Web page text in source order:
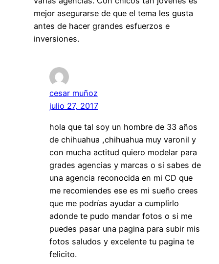
mejor asegurarse de que el tema les gusta
antes de hacer grandes esfuerzos e
inversiones.
cesar muñoz
julio 27, 2017
hola que tal soy un hombre de 33 años
de chihuahua ,chihuahua muy varonil y
con mucha actitud quiero modelar para
grades agencias y marcas o si sabes de
una agencia reconocida en mi CD que
me recomiendes ese es mi sueño crees
que me podrías ayudar a cumplirlo
adonde te pudo mandar fotos o si me
puedes pasar una pagina para subir mis
fotos saludos y excelente tu pagina te
felicito.